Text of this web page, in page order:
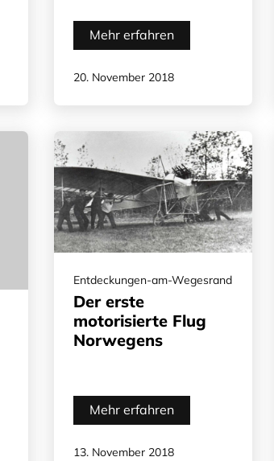
Mehr erfahren
20. November 2018
Entdeckungen-am-Wegesrand
Der erste
motorisierte Flug
Norwegens
Mehr erfahren
13. November 2018